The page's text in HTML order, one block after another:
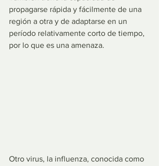
propagarse rápida y fácilmente de una
región a otra y de adaptarse en un
período relativamente corto de tiempo,
por lo que es una amenaza.
Otro virus, la influenza, conocida como